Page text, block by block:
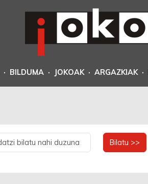
· BILDUMA · JOKOAK · ARGAZKIAK ·
Bilatu >>